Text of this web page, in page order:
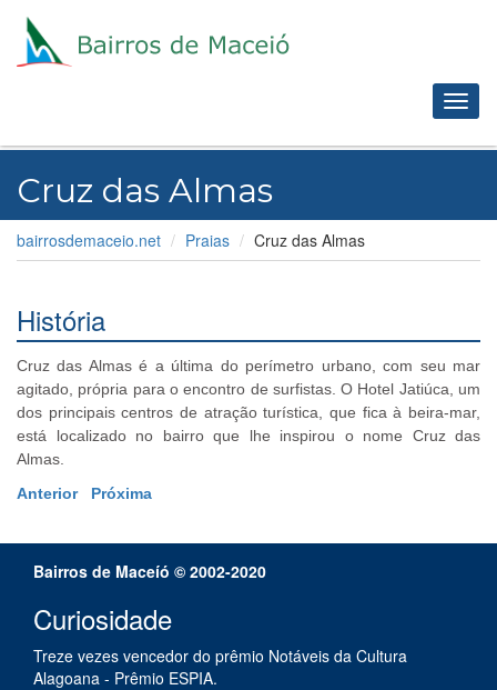
Cruz das Almas
bairrosdemaceio.net Praias Cruz das Almas
História
Cruz das Almas é a última do perímetro urbano, com seu mar
agitado, própria para o encontro de surfistas. O Hotel Jatiúca, um
dos principais centros de atração turística, que fica à beira-mar,
está localizado no bairro que lhe inspirou o nome Cruz das
Almas.
Anterior
Próxima
Bairros de Maceíó © 2002-2020
Curiosidade
Treze vezes vencedor do prêmio Notáveis da Cultura
Alagoana - Prêmio ESPIA.